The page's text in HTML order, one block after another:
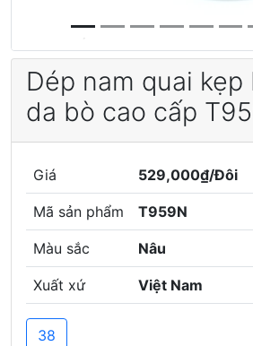
Dép nam quai kẹp
da bò cao cấp
Giá 529,000₫/Đôi
Mã sản phẩm T959N
Màu sắc Nâu
Xuất xứ Việt Nam
38